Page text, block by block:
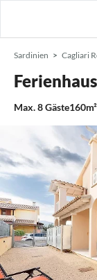
Sardinien Cagliari
Max.8Gäste160m²